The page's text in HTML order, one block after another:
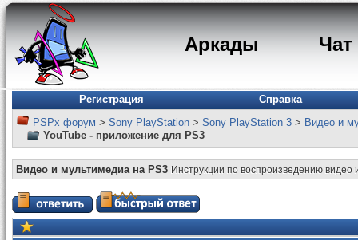
Аркады Чат
Регистрация
Справка
PSPx форум > Sony PlayStation > Sony PlayStation 3 > Видео и
YouTube - приложение для PS3
Видео и мультимедиа на PS3 Инструкции по воспроизведению видео